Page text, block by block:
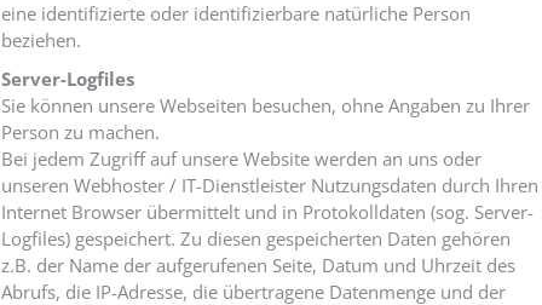
eine identifizierte oder identifizierbare natürliche Person
beziehen.
Server-Logfiles
Sie können unsere Webseiten besuchen, ohne Angaben zu Ihrer
Person zu machen.
Bei jedem Zugriff auf unsere Website werden an uns oder
unseren Webhoster / IT-Dienstleister Nutzungsdaten durch Ihren
Internet Browser übermittelt und in Protokolldaten (sog. Server-
Logfiles) gespeichert. Zu diesen gespeicherten Daten gehören
z.B. der Name der aufgerufenen Seite, Datum und Uhrzeit des
Abrufs, die IP-Adresse, die übertragene Datenmenge und der